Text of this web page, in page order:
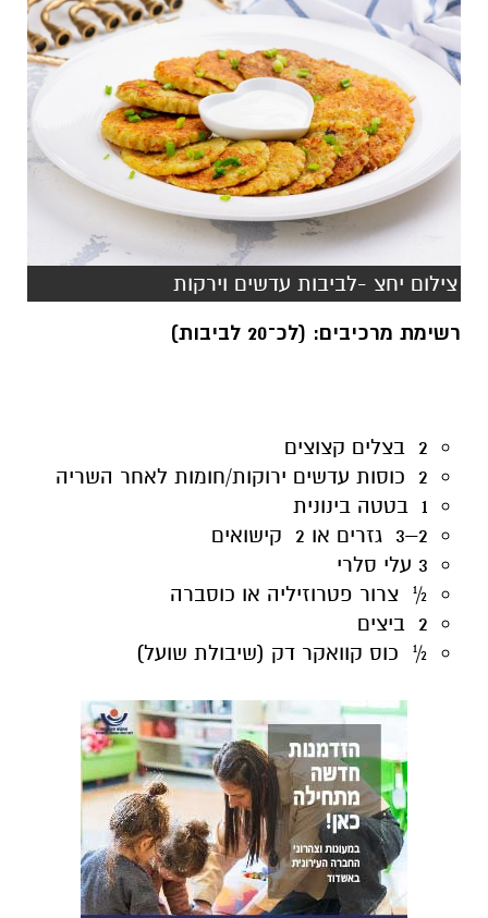
צילום יחצ -לביבות עדשים וירקות
רשימת מרכיבים: (לכ־20 לביבות)
2 בצלים קצוצים
2 כוסות עדשים ירוקות/חומות לאחר השריה
1 בטטה בינונית
2–3 גזרים
או
3 עלי סלרי
½ צרור פטרוזיליה או כוסברה
2 ביצים
½ כוס קוואקר דק (שיבולת שועל)